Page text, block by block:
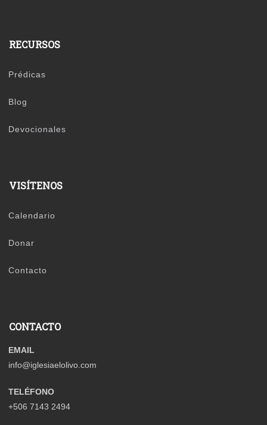
RECURSOS
Prédicas
Blog
Devocionales
VISÍTENOS
Calendario
Donar
Contacto
CONTACTO
EMAIL
info@iglesiaelolivo.com
TELÉFONO
+506 7143 2494